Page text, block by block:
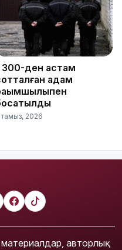
300-ден астам
адам
тамыз, 2026
авторлық